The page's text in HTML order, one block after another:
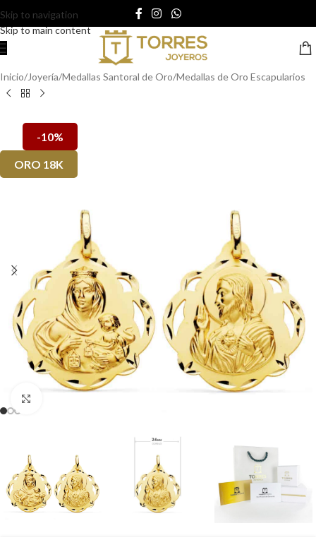
Skip to navigation
Skip to main content
Inicio/Joyería/Medallas Santoral de Oro/Medallas de Oro Escapularios
-10%
ORO 18K